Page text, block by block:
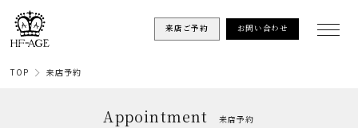
来店ご予約 お問い合わせ
TOP 来店予約
Appointment 来店予約